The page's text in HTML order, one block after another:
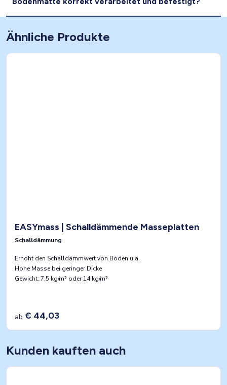
Ähnliche Produkte
EASYmass | Schalldämmende Masseplatten
Schalldämmung
Erhöht den Schalldämmwert von Böden u.a.
Hohe Masse bei geringer Dicke
Gewicht: 7,5 kg/m² oder 14 kg/m²
ab € 44,03
Kunden kauften auch